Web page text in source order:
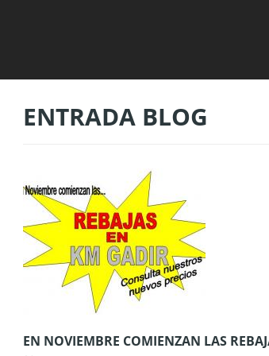
ENTRADA BLOG
EN NOVIEMBRE COMIENZAN LAS